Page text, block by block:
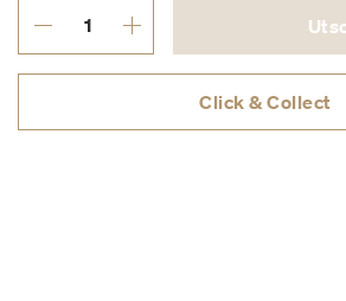
Click & Collect